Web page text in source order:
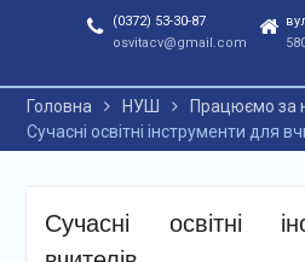
(0372) 53-30-87
osvitacv@gmail.com
Головна НУШ
Працюємо за
Сучасні освітні інструменти для
Сучасні освітні